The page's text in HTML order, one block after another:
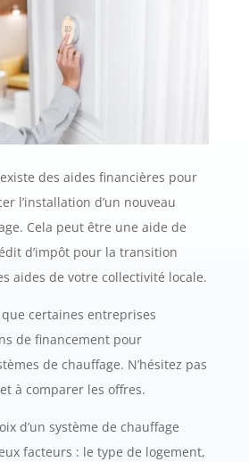
des aides financières pour
l’installation d’un nouveau
Cela peut être une aide de
d’impôt pour la transition
aides de votre collectivité locale.
certaines entreprises
de financement pour
de chauffage. N’hésitez pas
à comparer les offres.
d’un système de chauffage
facteurs : le type de logement,